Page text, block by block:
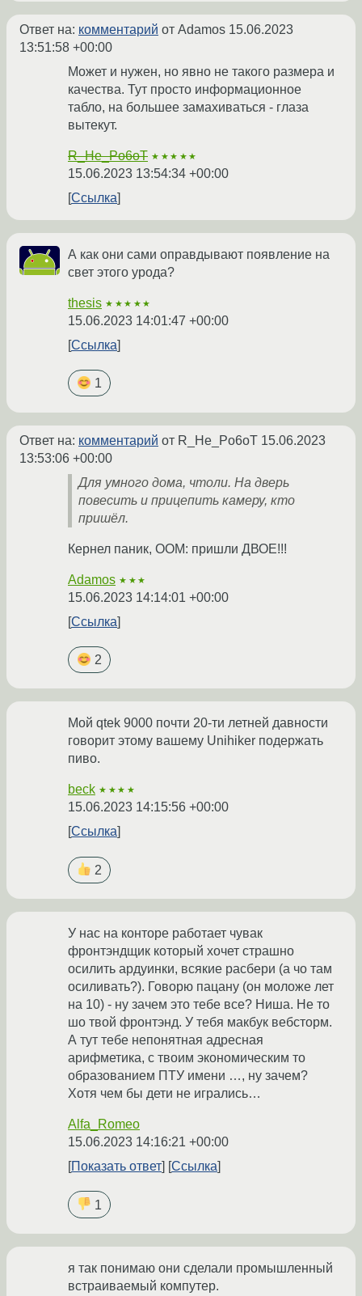
Ответ на: комментарий от Adamos 15.06.2023
13:51:58 +00:00
Может и нужен, но явно не такого размера и
качества. Тут просто информационное
табло, на большее замахиваться - глаза
вытекут.
R_He_Po6oT ★★★★★
15.06.2023 13:54:34 +00:00
Ссылка
А как они сами оправдывают появление на
свет этого урода?
thesis ★★★★★
15.06.2023 14:01:47 +00:00
Ссылка
1
Ответ на: комментарий от R_He_Po6oT 15.06.2023
13:53:06 +00:00
Для умного дома, чтоли. На дверь
повесить и прицепить камеру, кто
пришёл.
Кернел паник, ООМ: пришли ДВОЕ!!!
Adamos ★★★
15.06.2023 14:14:01 +00:00
Ссылка
2
Мой qtek 9000 почти 20-ти летней давности
говорит этому вашему Unihiker подержать
пиво.
beck ★★★★
15.06.2023 14:15:56 +00:00
Ссылка
2
У нас на конторе работает чувак
фронтэндщик который хочет страшно
осилить ардуинки, всякие расбери (а чо там
осиливать?). Говорю пацану (он моложе лет
на 10) - ну зачем это тебе все? Ниша. Не то
шо твой фронтэнд. У тебя макбук вебсторм.
А тут тебе непонятная адресная
арифметика, с твоим экономическим то
образованием ПТУ имени …, ну зачем?
Хотя чем бы дети не игрались…
Alfa_Romeo
15.06.2023 14:16:21 +00:00
Показать ответ
Ссылка
1
я так понимаю они сделали промышленный
встраиваемый компутер.